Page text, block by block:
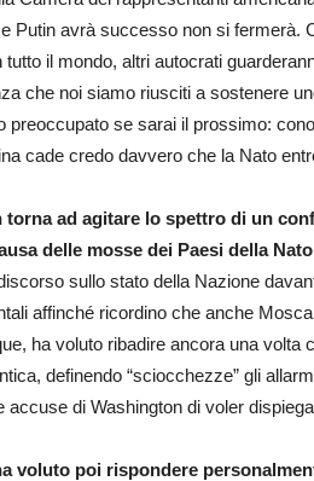
Putin avrà successo non si fermerà.
tutto il mondo, altri autocrati
che noi siamo riusciti a sostenere
preoccupato se sarai il prossimo:
cade credo davvero che la Nato
torna ad agitare lo spettro di un
delle mosse dei Paesi della
sullo stato della Nazione
affinché ricordino che anche
ha voluto ribadire ancora una
definendo “sciocchezze” gli
accuse di Washington di voler
voluto poi rispondere